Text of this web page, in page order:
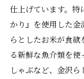
仕上げています。特
かり』を使用した金
らとしたお米が食
る新鮮な魚介類を
しゃぶなど、金沢